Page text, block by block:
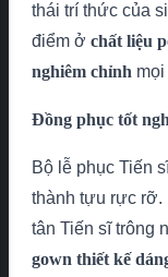
thái trí thức của
điểm ở chất liệu
nghiêm chỉnh
Đồng phục tốt
Bộ lễ phục Tiến
thành tựu rực rỡ.
tân Tiến sĩ trông
gown thiết kế